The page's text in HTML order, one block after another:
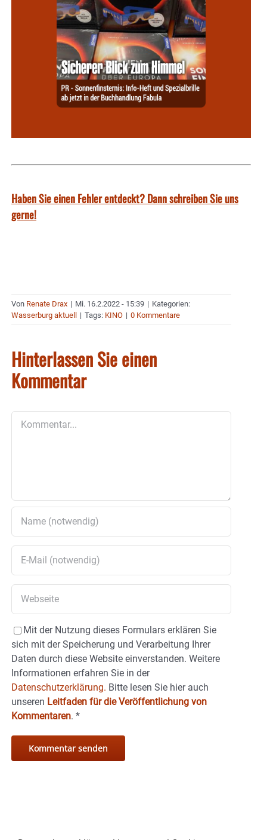
Haben Sie einen Fehler entdeckt? Dann schreiben Sie uns
gerne!
Von Renate Drax | Mi. 16.2.2022 - 15:39 | Kategorien:
Wasserburg aktuell
| Tags: KINO | 0 Kommentare
Hinterlassen Sie einen
Kommentar
Mit der Nutzung dieses Formulars erklären Sie
sich mit der Speicherung und Verarbeitung Ihrer
Daten durch diese Website einverstanden. Weitere
Informationen erfahren Sie in der
Datenschutzerklärung. Bitte lesen Sie hier auch
unseren Leitfaden für die Veröffentlichung von
Kommentaren. *